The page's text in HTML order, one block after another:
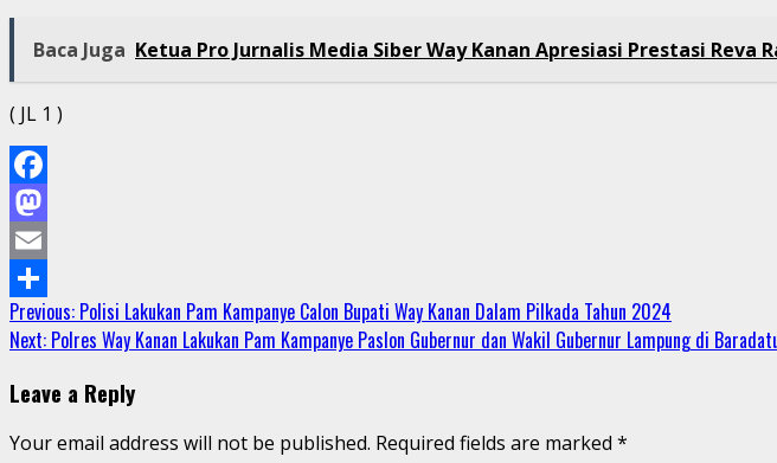
Baca Juga Ketua Pro Jurnalis Media Siber Way Kanan Apresiasi Prestasi Reva
( JL 1 )
Facebook
Mastodon
Email
Share
Continue
Reading
Previous: Polisi Lakukan Pam Kampanye Calon Bupati Way Kanan Dalam Pilkada Tahun 2024
Next: Polres Way Kanan Lakukan Pam Kampanye Paslon Gubernur dan Wakil Gubernur Lampung di
Leave a Reply
Your email address will not be published. Required fields are marked *